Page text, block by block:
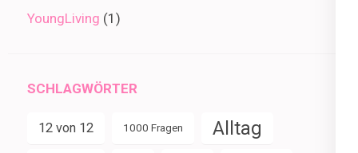
YoungLiving (1)
SCHLAGWÖRTER
12 von 12 1000 Fragen Alltag